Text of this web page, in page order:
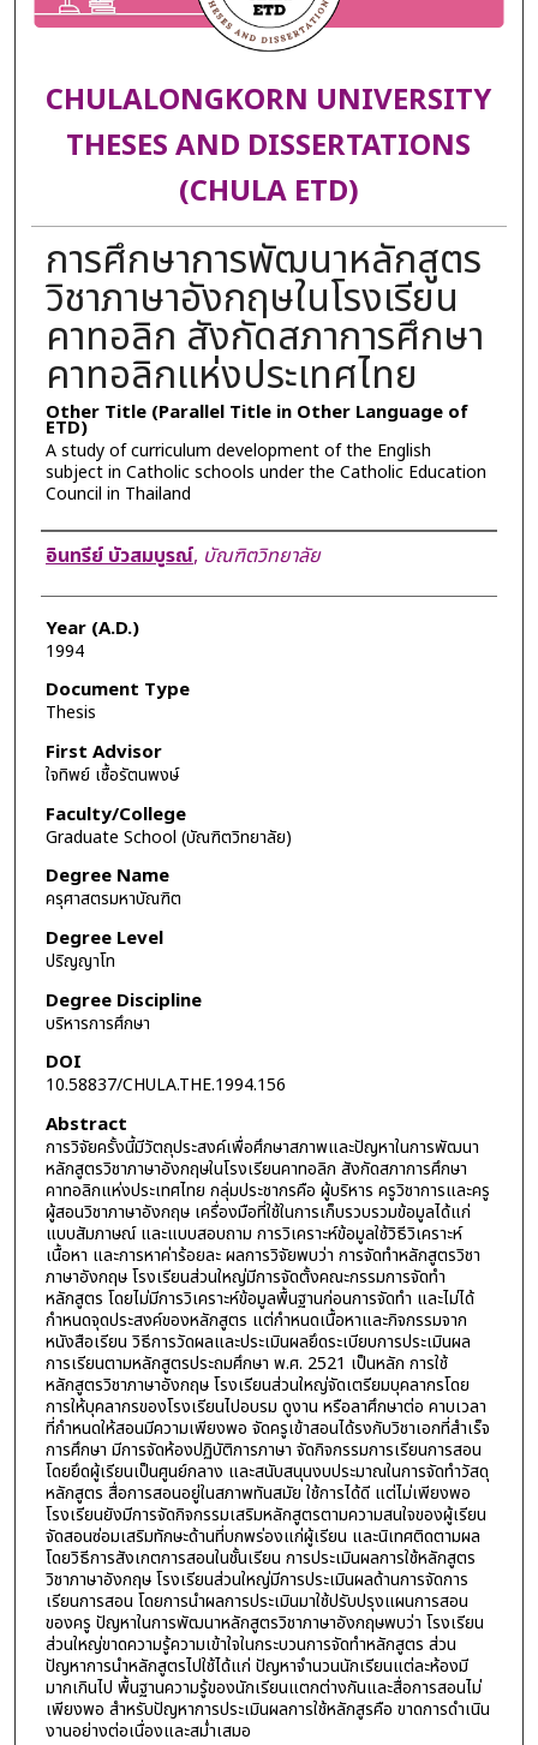
CHULALONGKORN UNIVERSITY
THESES AND DISSERTATIONS
(CHULA ETD)
การศึกษาการพัฒนาหลักสูตร
วิชาภาษาอังกฤษในโรงเรียน
คาทอลิก สังกัดสภาการศึกษา
คาทอลิกแห่งประเทศไทย
Other Title (Parallel Title in Other Language of
ETD)
A study of curriculum development of the English
subject in Catholic schools under the Catholic Education
Council in Thailand
Author
อินทรีย์ บัวสมบูรณ์, บัณฑิตวิทยาลัย
Year (A.D.)
1994
Document Type
Thesis
First Advisor
ใจทิพย์ เชื้อรัตนพงษ์
Faculty/College
Graduate School (บัณฑิตวิทยาลัย)
Degree Name
ครุศาสตรมหาบัณฑิต
Degree Level
ปริญญาโท
Degree Discipline
บริหารการศึกษา
DOI
10.58837/CHULA.THE.1994.156
Abstract
การวิจัยครั้งนี้มีวัตถุประสงค์เพื่อศึกษาสภาพและปัญหาในการพัฒนา
หลักสูตรวิชาภาษาอังกฤษในโรงเรียนคาทอลิก สังกัดสภาการศึกษา
คาทอลิกแห่งประเทศไทย กลุ่มประชากรคือ ผู้บริหาร ครูวิชาการและครู
ผู้สอนวิชาภาษาอังกฤษ เครื่องมือที่ใช้ในการเก็บรวบรวมข้อมูลได้แก่
แบบสัมภาษณ์ และแบบสอบถาม การวิเคราะห์ข้อมูลใช้วิธีวิเคราะห์
เนื้อหา และการหาค่าร้อยละ ผลการวิจัยพบว่า การจัดทำหลักสูตรวิชา
ภาษาอังกฤษ โรงเรียนส่วนใหญ่มีการจัดตั้งคณะกรรมการจัดทำ
หลักสูตร โดยไม่มีการวิเคราะห์ข้อมูลพื้นฐานก่อนการจัดทำ และไม่ได้
กำหนดจุดประสงค์ของหลักสูตร แต่กำหนดเนื้อหาและกิจกรรมจาก
หนังสือเรียน วิธีการวัดผลและประเมินผลยึดระเบียบการประเมินผล
การเรียนตามหลักสูตรประถมศึกษา พ.ศ. 2521 เป็นหลัก การใช้
หลักสูตรวิชาภาษาอังกฤษ โรงเรียนส่วนใหญ่จัดเตรียมบุคลากรโดย
การให้บุคลากรของโรงเรียนไปอบรม ดูงาน หรือลาศึกษาต่อ คาบเวลา
ที่กำหนดให้สอนมีความเพียงพอ จัดครูเข้าสอนได้รงกับวิชาเอกที่สำเร็จ
การศึกษา มีการจัดห้องปฏิบัติการภาษา จัดกิจกรรมการเรียนการสอน
โดยยึดผู้เรียนเป็นศูนย์กลาง และสนับสนุนงบประมาณในการจัดทำวัสดุ
หลักสูตร สื่อการสอนอยู่ในสภาพทันสมัย ใช้การได้ดี แต่ไม่เพียงพอ
โรงเรียนยังมีการจัดกิจกรรมเสริมหลักสูตรตามความสนใจของผู้เรียน
จัดสอนซ่อมเสริมทักษะด้านที่บกพร่องแก่ผู้เรียน และนิเทศติดตามผล
โดยวิธีการสังเกตการสอนในชั้นเรียน การประเมินผลการใช้หลักสูตร
วิชาภาษาอังกฤษ โรงเรียนส่วนใหญ่มีการประเมินผลด้านการจัดการ
เรียนการสอน โดยการนำผลการประเมินมาใช้ปรับปรุงแผนการสอน
ของครู ปัญหาในการพัฒนาหลักสูตรวิชาภาษาอังกฤษพบว่า โรงเรียน
ส่วนใหญ่ขาดความรู้ความเข้าใจในกระบวนการจัดทำหลักสูตร ส่วน
ปัญหาการนำหลักสูตรไปใช้ได้แก่ ปัญหาจำนวนนักเรียนแต่ละห้องมี
มากเกินไป พื้นฐานความรู้ของนักเรียนแตกต่างกันและสื่อการสอนไม่
เพียงพอ สำหรับปัญหาการประเมินผลการใช้หลักสูรคือ ขาดการดำเนิน
งานอย่างต่อเนื่องและสม่ำเสมอ